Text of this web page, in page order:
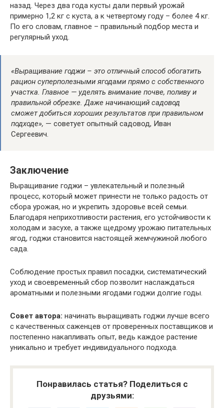
назад. Через два года кусты дали первый урожай
примерно 1,2 кг с куста, а к четвертому году – более 4 кг.
По его словам, главное – правильный подбор места и
регулярный уход.
«Выращивание годжи – это отличный способ обогатить
рацион суперполезными ягодами прямо с собственного
участка. Главное — уделять внимание почве, поливу и
правильной обрезке. Даже начинающий садовод
сможет добиться хороших результатов при правильном
подходе», — советует опытный садовод, Иван
Сергеевич.
Заключение
Выращивание годжи – увлекательный и полезный
процесс, который может принести не только радость от
сбора урожая, но и укрепить здоровье всей семьи.
Благодаря неприхотливости растения, его устойчивости к
холодам и засухе, а также щедрому урожаю питательных
ягод, годжи становится настоящей жемчужиной любого
сада.
Соблюдение простых правил посадки, систематический
уход и своевременный сбор позволит наслаждаться
ароматными и полезными ягодами годжи долгие годы.
Совет автора: начинать выращивать годжи лучше всего
с качественных саженцев от проверенных поставщиков и
постепенно накапливать опыт, ведь каждое растение
уникально и требует индивидуального подхода.
Понравилась статья? Поделиться с
друзьями: